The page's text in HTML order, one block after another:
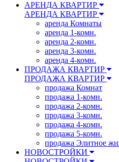
АРЕНДА КВАРТИР
АРЕНДА КВАРТИР
аренда Комнаты
аренда 1-комн.
аренда 2-комн.
аренда 3-комн.
аренда 4-комн.
ПРОДАЖА КВАРТИР
ПРОДАЖА КВАРТИР
продажа Комнат
продажа 1-комн.
продажа 2-комн.
продажа 3-комн.
продажа 4-комн.
продажа 5-комн.
продажа Элитное
НОВОСТРОЙКИ